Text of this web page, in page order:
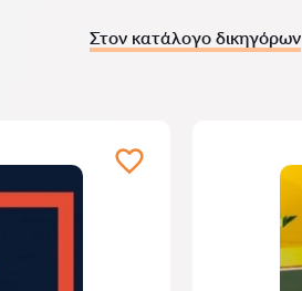
Στον κατάλογο δικηγόρων